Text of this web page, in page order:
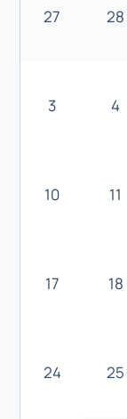
27 28
3 4
10 11
17 18
24 25